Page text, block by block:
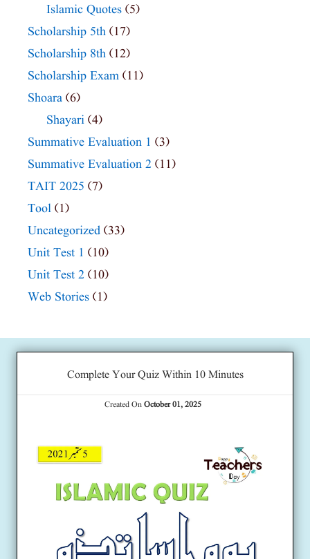
Islamic Quotes (5)
Scholarship 5th (17)
Scholarship 8th (12)
Scholarship Exam (11)
Shoara (6)
Shayari (4)
Summative Evaluation 1 (3)
Summative Evaluation 2 (11)
TAIT 2025 (7)
Tool (1)
Uncategorized (33)
Unit Test 1 (10)
Unit Test 2 (10)
Web Stories (1)
Complete Your Quiz Within 10 Minutes
Created OnOctober 01, 2025